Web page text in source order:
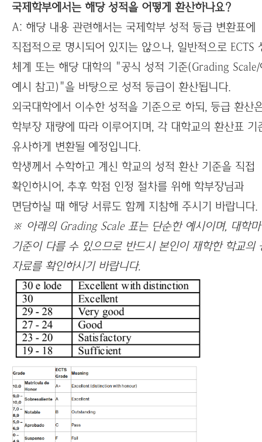
국제학부에서는 해당 성적을 어떻게 환산하나요?
A: 해당 내용 관련해서는 국제학부 성적 등급 변환표에
직접적으로 명시되어 있지는 않으나, 일반적으로 ECTS
체계 또는 해당 대학의 "공식 성적 기준(Grading Scale/
예시 참고)"을 바탕으로 성적 등급이 환산됩니다.
외국대학에서 이수한 성적을 기준으로 하되, 등급 환산
학부장 재량에 따라 이루어지며, 각 대학교의 환산표 기
유사하게 변환될 예정입니다.
학생께서 수학하고 계신 학교의 성적 환산 기준을 직접
확인하시어, 추후 학점 인정 절차를 위해 학부장님과
면담하실 때 해당 서류도 함께 지참해 주시기 바랍니다.
※ 아래의 Grading Scale 표는 단순한 예시이며, 대학
기준이 다를 수 있으므로 반드시 본인이 재학한 학교의
자료를 확인하시기 바랍니다.